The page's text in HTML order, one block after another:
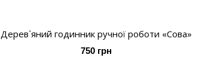
Дерев`яний годинник ручної роботи «Сова»
750 грн